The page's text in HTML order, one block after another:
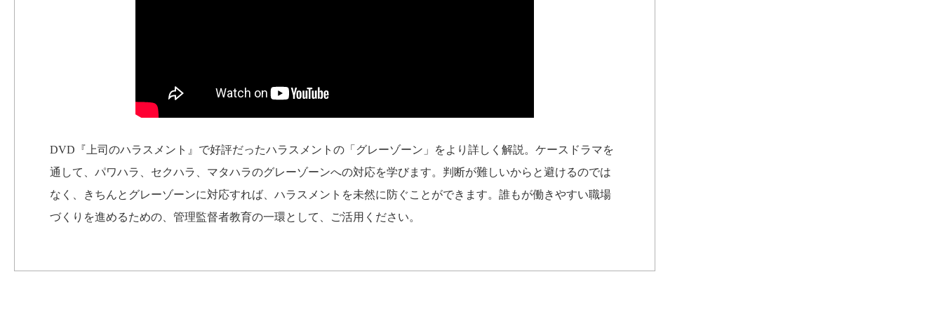
DVD『上司のハラスメント』で好評だったハラスメントの「グレーゾーン」をより詳しく解説。ケースドラマを
通して、パワハラ、セクハラ、マタハラのグレーゾーンへの対応を学びます。判断が難しいからと避けるのでは
なく、きちんとグレーゾーンに対応すれば、ハラスメントを未然に防ぐことができます。誰もが働きやすい職場
づくりを進めるための、管理監督者教育の一環として、ご活用ください。